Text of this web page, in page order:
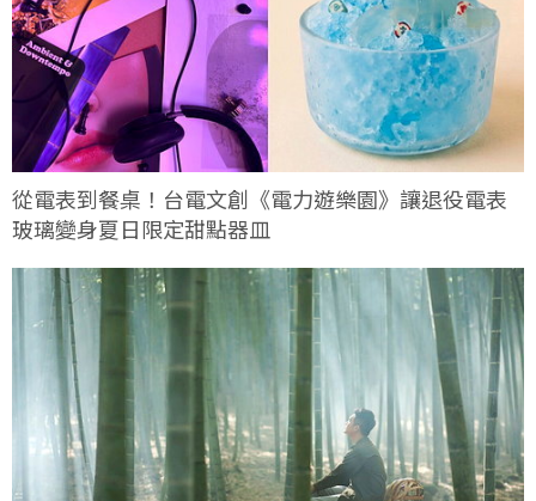
從電表到餐桌！台電文創《電力遊樂園》讓退役電表
玻璃變身夏日限定甜點器皿